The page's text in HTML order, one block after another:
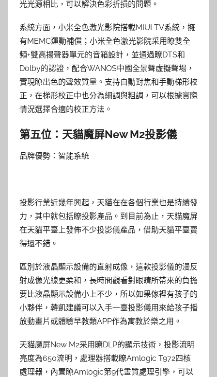
光光源相比，可以解決色彩折損的問題。
系統方面，小米全色激光影院搭載MIUI TV系統，擁
有MEMC運動補償；小米全色激光影院采用瞭雙全
頻+雙高揚聲器單元的音箱設計，並通過瞭DTS和
Dolby的認證，配合WANOS中國全景聲虛擬聲場，
實現瞭出色的聲效質量。支持自動對焦和手動梯形校
正，在梯形校正中也分為細調與粗調，可以根據實際
情況選擇合適的校正方法。
第五位：天貓魔屏New M2投影儀
品牌優勢：智能系統
投影行業近幾年興起，天貓在在各個行業也是持續發
力，其中就包括瞭投影產品。到目前為止，天貓魔屏
在天貓平臺上發佈不少投影儀產品，借助天貓平臺賣
得還不錯。
區別於液晶顯示設備的直射成像，這款投影儀的漫反
射成像光線更柔和，長時間觀看對眼睛所帶來的負擔
要比液晶顯示設備小上不少，所以如果傢裡有孩子的
小夥伴，韓凱建議可以入手一臺投影儀用來給孩子播
放動畫片或體驗早教類APP作為寓教於樂之用。
天貓魔屏New M2采用瞭DLP的顯示技術，投影流明
亮度為650流明，處理器搭載瞭Amlogic T972四核
處理器，內置瞭Amlogic第9代畫質處理引擎，可以